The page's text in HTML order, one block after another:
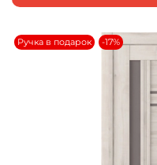
Ручка в подарок -17%